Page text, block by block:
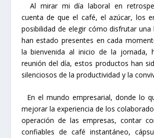
Al mirar mi día laboral en
cuenta de que el café, el azúcar, los
posibilidad de elegir cómo disfrutar una
han estado presentes en cada
la bienvenida al inicio de la jornada,
reunión del día, estos productos han
silenciosos de la productividad y la
En el mundo empresarial, donde lo
mejorar la experiencia de los
operación de las empresas, contar
confiables de café instantáneo,